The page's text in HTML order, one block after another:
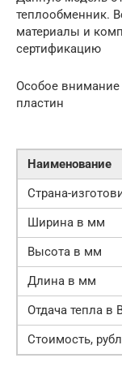
теплообменник.
материалы и
сертификацию
Особое
пластин
Наименование
Страна-
Ширина в мм
Высота в мм
Длина в мм
Отдача тепла в
Стоимость,